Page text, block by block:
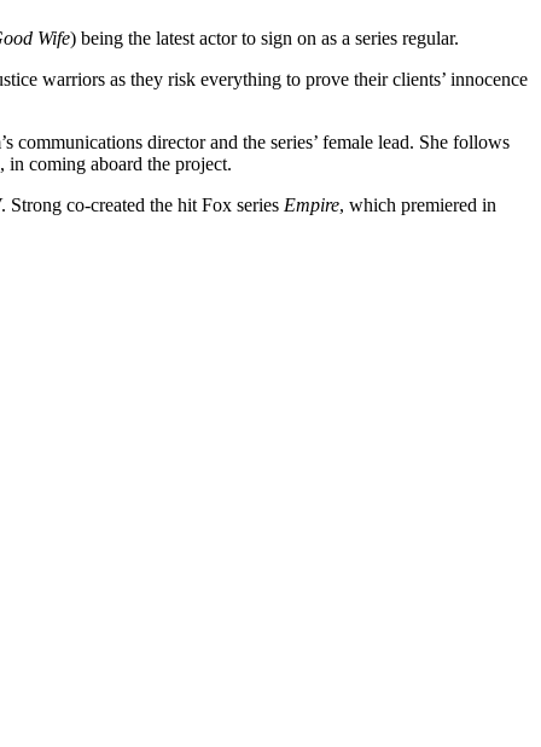
Wife) being the latest actor to sign on as a series regular.
warriors as they risk everything to prove their clients’ innocence
communications director and the series’ female lead. She follows
coming aboard the project.
co-created the hit Fox series Empire, which premiered in